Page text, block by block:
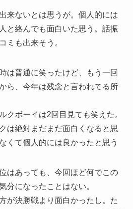
来ないとは思うが。個人的には
と絡んでも面白いた思う。話振
ミも出来そう。
は普通に笑ったけど、もう一回
ら、今年は残念と言われてる所
クボーイは2回目見ても笑えた。
は絶対まだまだ面白くなると思
くて個人的には良かったと思う
はあっても、今回ほど何でこの
分になったことはない。
が決勝戦より面白かったし。た